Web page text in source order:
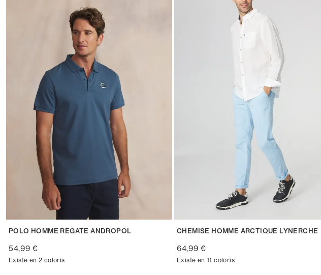
POLO HOMME REGATE ANDROPOL
54,99 €
Existe en 2 coloris
CHEMISE HOMME ARCTIQUE LYNERCHE
64,99 €
Existe en 11 coloris